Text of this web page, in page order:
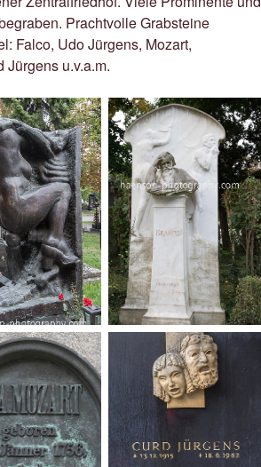
Prachtvolle Grabsteine
Falco, Udo Jürgens, Mozart,
Jürgens u.v.a.m.